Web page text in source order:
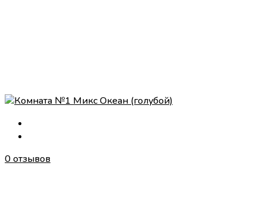
0 отзывов